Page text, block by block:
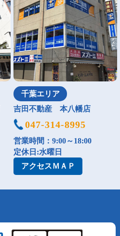
千葉エリア
吉田不動産 本八幡店
047-314-8995
営業時間：9:00～18:00
定休日:水曜日
アクセスＭＡＰ